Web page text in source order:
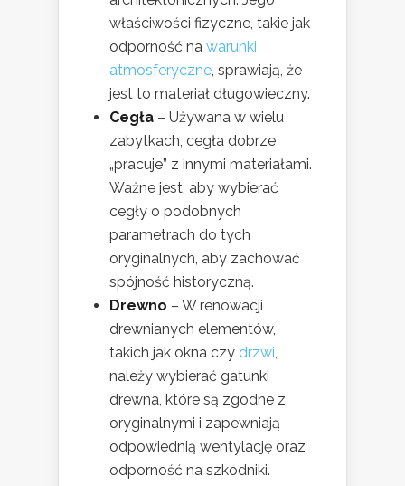
właściwości fizyczne, takie jak
odporność na warunki
atmosferyczne , sprawiają, że
jest to materiał długowieczny.
Cegła – Używana w wielu
zabytkach, cegła dobrze
„pracuje” z innymi materiałami.
Ważne jest, aby wybierać
cegły o podobnych
parametrach do tych
oryginalnych, aby zachować
spójność historyczną.
Drewno – W renowacji
drewnianych elementów,
takich jak okna czy drzwi
należy wybierać gatunki
drewna, które są zgodne z
oryginalnymi i zapewniają
odpowiednią wentylację oraz
odporność na szkodniki.